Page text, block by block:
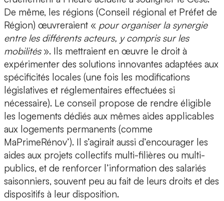
De même, les régions (Conseil régional et Préfet de
Région) œuvreraient « pour organiser la synergie
entre les différents acteurs, y compris sur les
mobilités». Ils mettraient en œuvre le droit à
expérimenter des solutions innovantes adaptées aux
spécificités locales (une fois les modifications
législatives et réglementaires effectuées si
nécessaire). Le conseil propose de rendre éligible
les logements dédiés aux mêmes aides applicables
aux logements permanents (comme
MaPrimeRénov’). Il s’agirait aussi d’encourager les
aides aux projets collectifs multi-filières ou multi-
publics, et de renforcer l’information des salariés
saisonniers, souvent peu au fait de leurs droits et des
dispositifs à leur disposition.